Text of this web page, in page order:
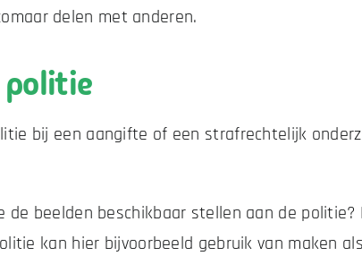
delen met anderen.
politie
bij een aangifte of een strafrechtelijk
beelden beschikbaar stellen aan de politie?
kan hier bijvoorbeeld gebruik van maken